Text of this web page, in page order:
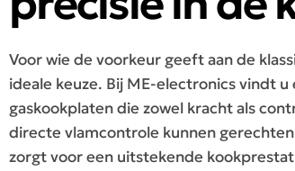
Voor wie de voorkeur geeft aan de
ideale keuze. Bij ME-electronics vindt
gaskookplaten die zowel kracht als
directe vlamcontrole kunnen
zorgt voor een uitstekende